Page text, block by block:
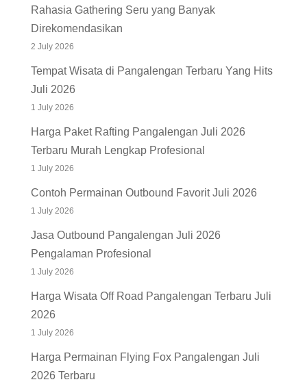
Rahasia Gathering Seru yang Banyak
Direkomendasikan
2 July 2026
Tempat Wisata di Pangalengan Terbaru Yang Hits
Juli 2026
1 July 2026
Harga Paket Rafting Pangalengan Juli 2026
Terbaru Murah Lengkap Profesional
1 July 2026
Contoh Permainan Outbound Favorit Juli 2026
1 July 2026
Jasa Outbound Pangalengan Juli 2026
Pengalaman Profesional
1 July 2026
Harga Wisata Off Road Pangalengan Terbaru Juli
2026
1 July 2026
Harga Permainan Flying Fox Pangalengan Juli
2026 Terbaru